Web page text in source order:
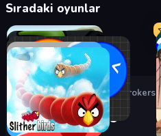
Sıradaki oyunlar
Oyunlar›.io Oyunları›WarBrokers.io
WarBrokers.io